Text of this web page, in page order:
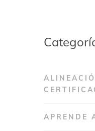
APRENDE
CON